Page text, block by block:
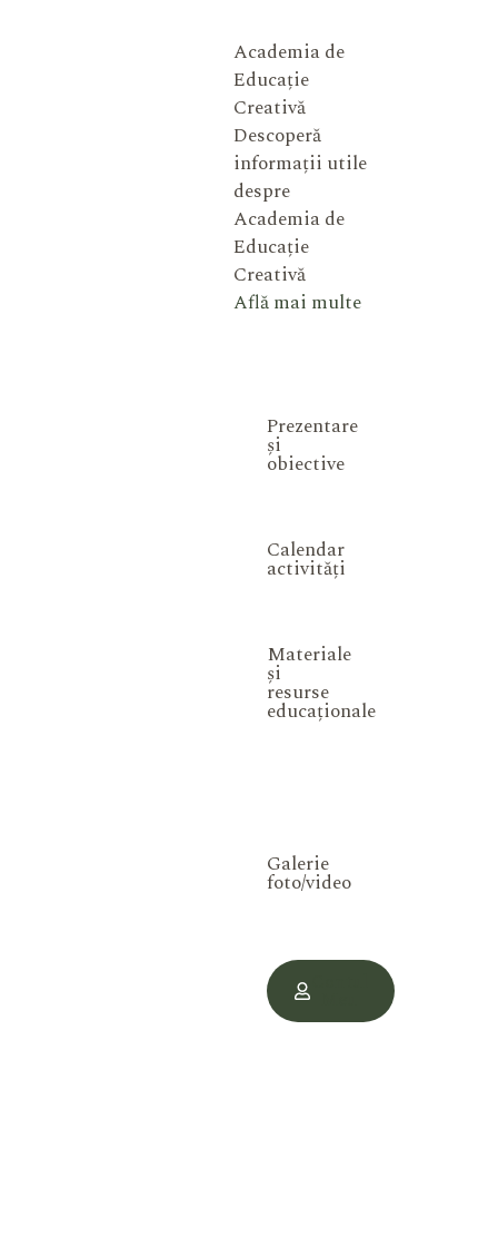
Academia de
Educație
Creativă
Descoperă
informații utile
despre
Academia de
Educație
Creativă
Află mai multe
Prezentare
și
obiective
Calendar
activități
Materiale
și
resurse
educaționale
Galerie
foto/video